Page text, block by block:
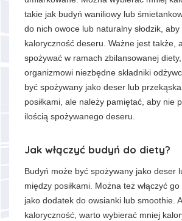
takie jak budyń waniliowy lub
do nich owoce lub naturalny słodzik,
kaloryczność deseru. Ważne jest także,
spożywać w ramach zbilansowanej
organizmowi niezbędne składniki
być spożywany jako deser lub
posiłkami, ale należy pamiętać, aby nie
ilością spożywanego deseru.
Jak włączyć budyń do diety?
Budyń może być spożywany jako deser
między posiłkami. Można też włączyć
jako dodatek do owsianki lub smoothie.
kaloryczność, warto wybierać mniej